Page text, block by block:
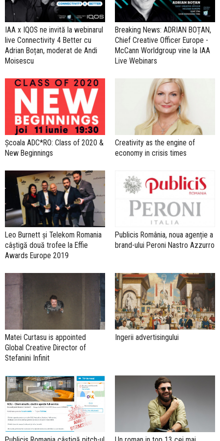
IAA x IQOS ne invită la webinarul
live Connectivity 4 Better cu
Adrian Boțan, moderat de Andi
Moisescu
Breaking News: ADRIAN BOȚAN,
Chief Creative Officer Europe -
McCann Worldgroup vine la IAA
Live Webinars
Școala ADC*RO: Class of 2020 &
New Beginnings
Creativity as the engine of
economy in crisis times
Leo Burnett și Telekom Romania
câștigă două trofee la Effie
Awards Europe 2019
Publicis România, noua agenție a
brand-ului Peroni Nastro Azzurro
Matei Curtasu is appointed
Global Creative Director of
Stefanini Infinit
Ingerii advertisingului